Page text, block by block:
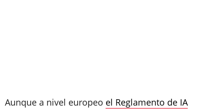
Aunque a nivel europeo el Reglamento de IA